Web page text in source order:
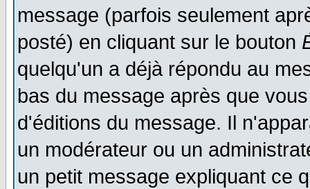
message (parfois seulement
posté) en cliquant sur le bouton
quelqu'un a déjà répondu au
bas du message après que
d'éditions du message. Il
un modérateur ou un
un petit message expliquant ce